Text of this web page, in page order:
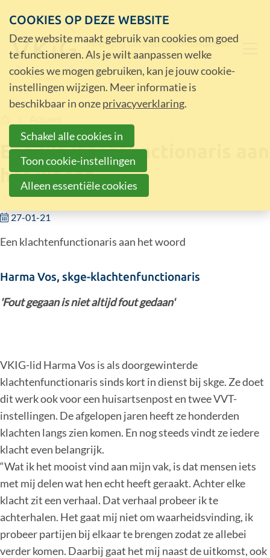
Een klachtenfunctionaris aan
het woord
27-01-21
Een klachtenfunctionaris aan het woord
Harma Vos, skge-klachtenfunctionaris
'Fout gegaan is niet altijd fout gedaan'
VKIG-lid Harma Vos is als doorgewinterde
klachtenfunctionaris sinds kort in dienst bij skge. Ze doet
dit werk ook voor een huisartsenpost en twee VVT-
instellingen. De afgelopen jaren heeft ze honderden
klachten langs zien komen. En nog steeds vindt ze iedere
klacht even belangrijk.
“Wat ik het mooist vind aan mijn vak, is dat mensen iets
met mij delen wat hen echt heeft geraakt. Achter elke
klacht zit een verhaal. Dat verhaal probeer ik te
achterhalen. Het gaat mij niet om waarheidsvinding, ik
probeer partijen bij elkaar te brengen zodat ze allebei
verder komen. Daarbij gaat het mij naast de uitkomst, ook
COOKIES OP DEZE WEBSITE
Deze website maakt gebruik van cookies om goed
te functioneren. Als je wilt aanpassen welke
cookies we mogen gebruiken, kan je jouw cookie-
instellingen wijzigen. Meer informatie is
beschikbaar in onzeprivacyverklaring.
Schakel alle cookies in
Toon cookie-instellingen
Alleen essentiële cookies